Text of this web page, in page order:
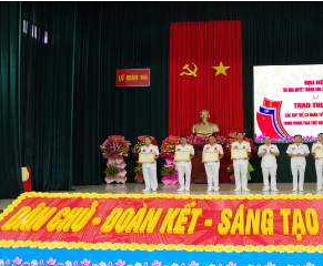
THẾ GIỚI
THỂ THAO
Y TẾ
KHOA HỌC - CÔNG NGHỆ